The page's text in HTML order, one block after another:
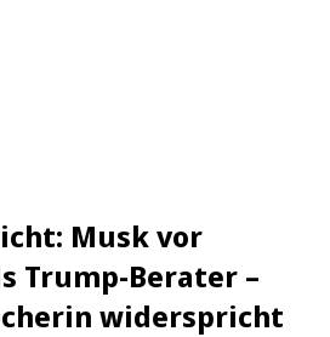
Musk vor
Trump-Berater –
widerspricht